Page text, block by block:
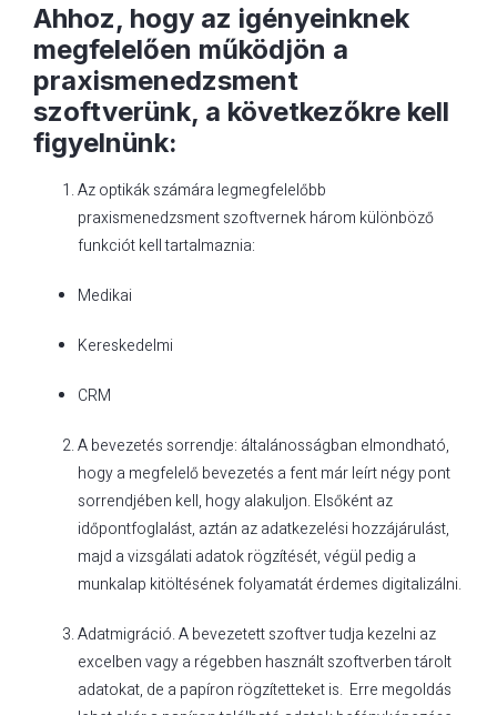
Ahhoz, hogy az igényeinknek
megfelelően működjön a
praxismenedzsment
szoftverünk, a következőkre kell
figyelnünk:
Az optikák számára legmegfelelőbb
praxismenedzsment szoftvernek három különböző
funkciót kell tartalmaznia:
Medikai
Kereskedelmi
CRM
A bevezetés sorrendje: általánosságban elmondható,
hogy a megfelelő bevezetés a fent már leírt négy pont
sorrendjében kell, hogy alakuljon. Elsőként az
időpontfoglalást, aztán az adatkezelési hozzájárulást,
majd a vizsgálati adatok rögzítését, végül pedig a
munkalap kitöltésének folyamatát érdemes digitalizálni.
Adatmigráció. A bevezetett szoftver tudja kezelni az
excelben vagy a régebben használt szoftverben tárolt
adatokat, de a papíron rögzítetteket is. Erre megoldás